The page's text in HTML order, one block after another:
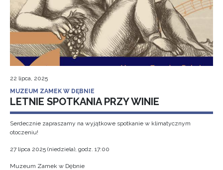
22 lipca, 2025
MUZEUM ZAMEK W DĘBNIE
LETNIE SPOTKANIA PRZY WINIE
Serdecznie zapraszamy na wyjątkowe spotkanie w klimatycznym
otoczeniu!
27 lipca 2025 (niedziela), godz. 17:00
Muzeum Zamek w Dębnie